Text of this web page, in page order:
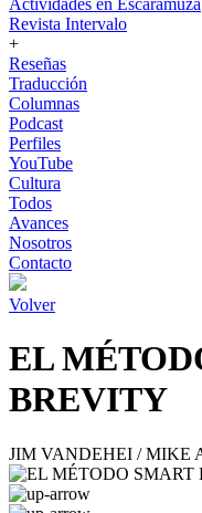
Actividades en Escaramuza
Revista Intervalo
+
Reseñas
Traducción
Columnas
Podcast
Perfiles
YouTube
Cultura
Todos
Avances
Nosotros
Contacto
Volver
EL
BREVITY
JIM VANDEHEI / MIKE